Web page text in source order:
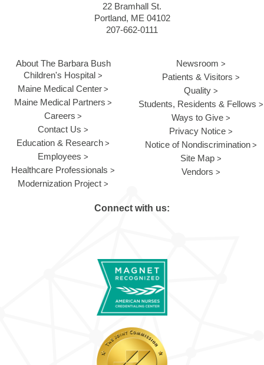
22 Bramhall St.
Portland, ME 04102
207-662-0111
About The Barbara Bush
Children's Hospital
Maine Medical Center
Maine Medical Partners
Careers
Contact Us
Education & Research
Employees
Healthcare Professionals
Modernization Project
Newsroom
Patients & Visitors
Quality
Students, Residents & Fellows
Ways to Give
Privacy Notice
Notice of Nondiscrimination
Site Map
Vendors
Connect with us: